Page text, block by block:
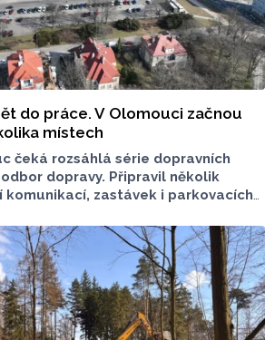
do práce. V Olomouci začnou
místech
čeká rozsáhlá série dopravních
dopravy. Připravil několik
zastávek i parkovacích
projekty potrvají až do léta.